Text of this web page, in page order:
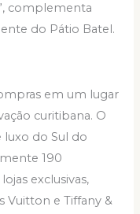
complementa
do Pátio Batel.
em um lugar
curitibana. O
do Sul do
190
exclusivas,
Vuitton e Tiffany &